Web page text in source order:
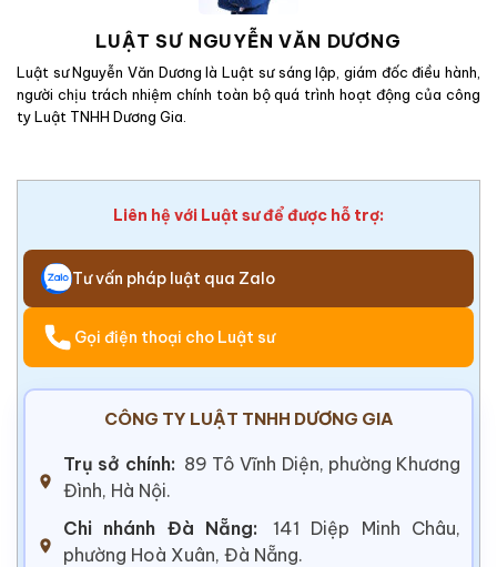
LUẬT SƯ NGUYỄN VĂN DƯƠNG
Luật sư Nguyễn Văn Dương là Luật sư sáng lập, giám đốc điều hành,
người chịu trách nhiệm chính toàn bộ quá trình hoạt động của công
ty Luật TNHH Dương Gia.
Liên hệ với Luật sư để được hỗ trợ:
Tư vấn pháp luật qua Zalo
Gọi điện thoại cho Luật sư
CÔNG TY LUẬT TNHH DƯƠNG GIA
Trụ sở chính: 89 Tô Vĩnh Diện, phường Khương
Đình, Hà Nội.
Chi nhánh Đà Nẵng:
141 Diệp Minh Châu,
phường Hoà Xuân, Đà Nẵng.